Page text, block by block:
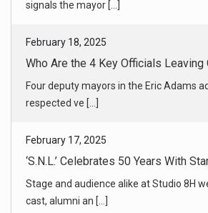
Four deputy mayors in the Eric Adams
February 17, 2025
‘S.N.L.’ Celebrates 50 Years With
Stage and audience alike at Studio 8H
February 17, 2025
Trump’s USAID Cuts Halt Agent
Fifty years after the Vietnam War ended,